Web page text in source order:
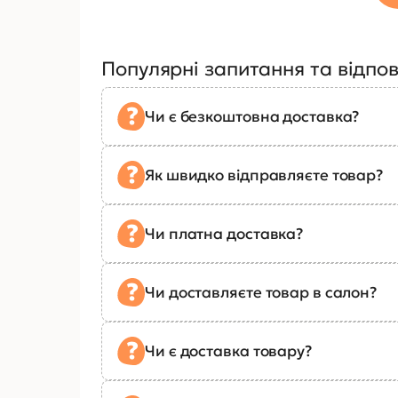
Популярні запитання та
Чи є безкоштовна доставка?
Як швидко відправляєте товар?
Чи платна доставка?
Чи доставляєте товар в салон?
Чи є доставка товару?